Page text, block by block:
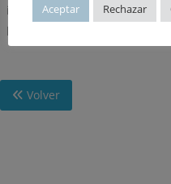
incompatibilidades del
policía armada y guardia civil.
Volver
Aceptar Rechazar